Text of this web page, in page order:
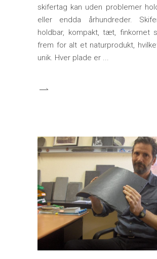
skifertag kan uden problemer
eller endda århundreder.
holdbar, kompakt, tæt, finkornet
frem for alt et naturprodukt,
unik. Hver plade er